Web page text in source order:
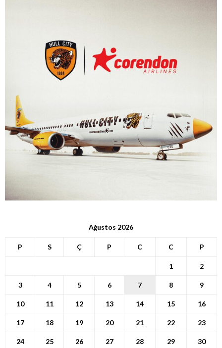
Ağustos 2026
P S Ç P C C P
1 2
3 4 5 6 7 8 9
10 11 12 13 14 15 16
17 18 19 20 21 22 23
24 25 26 27 28 29 30